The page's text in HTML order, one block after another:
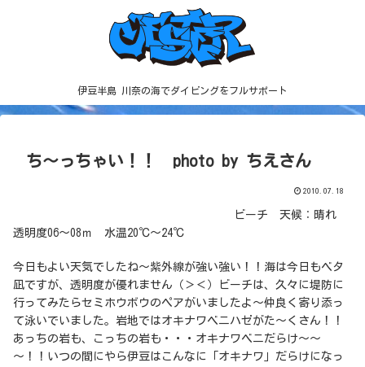
伊豆半島 川奈の海でダイビングをフルサポート
ち～っちゃい！！ photo by ちえさん
2010.07.18
ビーチ 天候：晴れ
透明度06～08ｍ 水温20℃～24℃
今日もよい天気でしたね～紫外線が強い強い！！海は今日もベタ
凪ですが、透明度が優れません（＞＜）ビーチは、久々に堤防に
行ってみたらセミホウボウのペアがいましたよ～仲良く寄り添っ
て泳いでいました。岩地ではオキナワベニハゼがた～くさん！！
あっちの岩も、こっちの岩も・・・オキナワベニだらけ～～
～！！いつの間にやら伊豆はこんなに「オキナワ」だらけになっ